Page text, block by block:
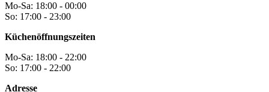
Mo-Sa: 18:00 - 00:00
So: 17:00 - 23:00
Küchenöffnungszeiten
Mo-Sa: 18:00 - 22:00
So: 17:00 - 22:00
Adresse